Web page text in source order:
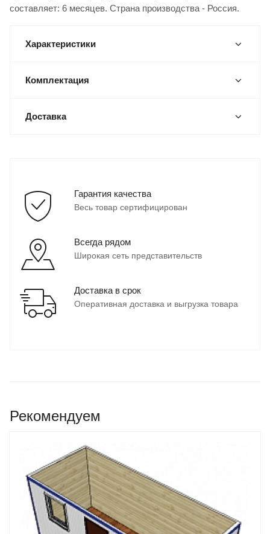
составляет: 6 месяцев. Страна производства - Россия.
Характеристики
Комплектация
Доставка
Гарантия качества
Весь товар сертифицирован
Всегда рядом
Широкая сеть представительств
Доставка в срок
Оперативная доставка и выгрузка товара
Рекомендуем